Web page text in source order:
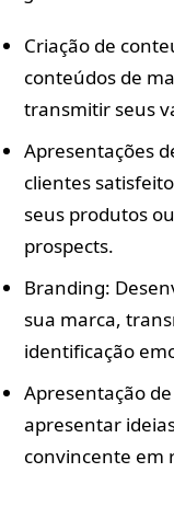
Criação de
conteúdos de
transmitir seus
Apresentações
clientes
seus produtos
prospects.
Branding:
sua marca,
identificação
Apresentação
apresentar
convincente em